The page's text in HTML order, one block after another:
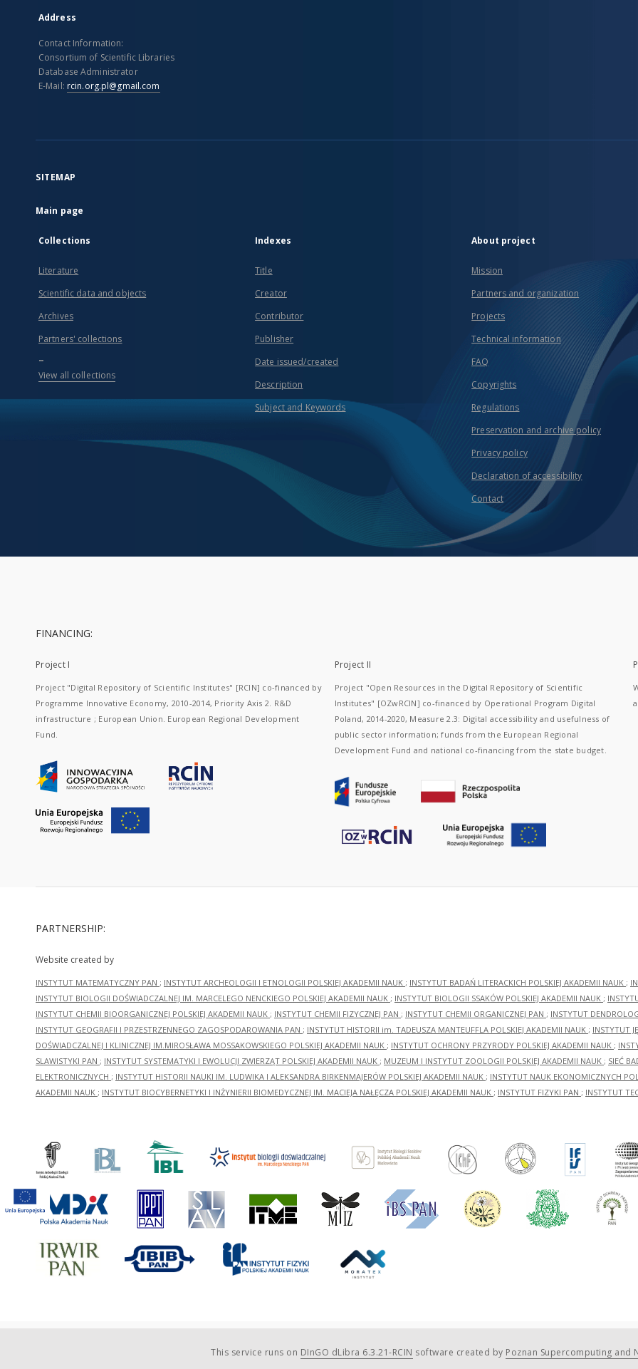
Address
Contact Information:
Consortium of Scientific Libraries
Database Administrator
E-Mail: rcin.org.pl@gmail.com
SITEMAP
Main page
Collections
Literature
Scientific data and objects
Archives
Partners' collections
...
View all collections
Indexes
Title
Creator
Contributor
Publisher
Date issued/created
Description
Subject and Keywords
About project
Mission
Partners and organization
Projects
Technical information
FAQ
Copyrights
Regulations
Preservation and archive policy
Privacy policy
Declaration of accessibility
Contact
FINANCING:
Project I
Project "Digital Repository of Scientific Institutes" [RCIN] co-financed by
Programme Innovative Economy, 2010-2014, Priority Axis 2. R&D
infrastructure ; European Union. European Regional Development
Fund.
Project II
Project "Open Resources in the Digital Repository of Scientific
Institutes" [OZwRCIN] co-financed by Operational Program Digital
Poland, 2014-2020, Measure 2.3: Digital accessibility and usefulness of
public sector information; funds from the European Regional
Development Fund and national co-financing from the state budget.
PARTNERSHIP:
Website created by
INSTYTUT MATEMATYCZNY PAN ; INSTYTUT ARCHEOLOGII I ETNOLOGII POLSKIEJ AKADEMII NAUK ; INSTYTUT BADAŃ LITERACKICH POLSKIEJ AKADEMII NAUK ;
INSTYTUT BIOLOGII DOŚWIADCZALNEJ IM. MARCELEGO NENCKIEGO POLSKIEJ AKADEMII NAUK ; INSTYTUT BIOLOGII SSAKÓW POLSKIEJ AKADEMII NAUK ;
INSTYTUT CHEMII BIOORGANICZNEJ POLSKIEJ AKADEMII NAUK ; INSTYTUT CHEMII FIZYCZNEJ PAN ; INSTYTUT CHEMII ORGANICZNEJ PAN ; INSTYTUT
INSTYTUT GEOGRAFII I PRZESTRZENNEGO ZAGOSPODAROWANIA PAN ; INSTYTUT HISTORII im. TADEUSZA MANTEUFFLA POLSKIEJ AKADEMII NAUK ; INSTYTUT
DOŚWIADCZALNEJ I KLINICZNEJ IM.MIROSŁAWA MOSSAKOWSKIEGO POLSKIEJ AKADEMII NAUK ; INSTYTUT OCHRONY PRZYRODY POLSKIEJ AKADEMII NAUK ;
SLAWISTYKI PAN ; INSTYTUT SYSTEMATYKI I EWOLUCJI ZWIERZĄT POLSKIEJ AKADEMII NAUK ; MUZEUM I INSTYTUT ZOOLOGII POLSKIEJ AKADEMII NAUK ; SIEĆ
ELEKTRONICZNYCH ; INSTYTUT HISTORII NAUKI IM. LUDWIKA I ALEKSANDRA BIRKENMAJERÓW POLSKIEJ AKADEMII NAUK ; INSTYTUT NAUK EKONOMICZNYCH
AKADEMII NAUK ; INSTYTUT BIOCYBERNETYKI I INŻYNIERII BIOMEDYCZNEJ IM. MACIEJA NAŁĘCZA POLSKIEJ AKADEMII NAUK ; INSTYTUT FIZYKI PAN ; INSTYTUT
This service runs on DInGO dLibra 6.3.21-RCIN software created by Poznan Supercomputing and